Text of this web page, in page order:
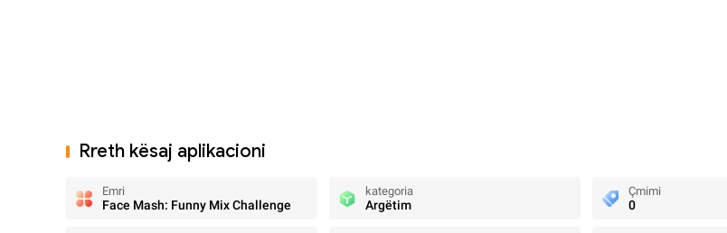
Rreth kësaj aplikacioni
Emri
Face Mash: Funny Mix Challenge
kategoria
Argëtim
Çmimi
0